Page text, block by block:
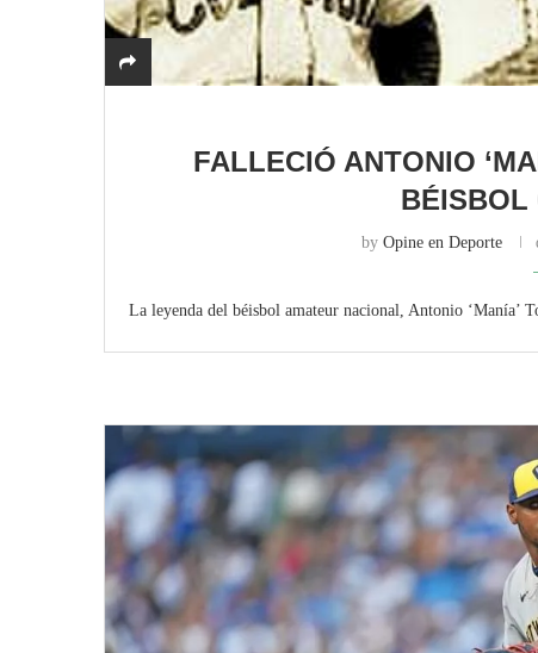
FALLECIÓ ANTONIO
BÉISBOL
by Opine en Deporte
La leyenda del béisbol amateur nacional, Antonio ‘Manía’